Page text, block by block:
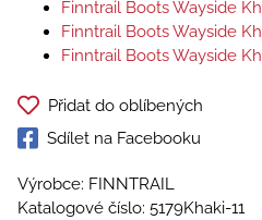
Finntrail Boots Wayside
Finntrail Boots Wayside
Finntrail Boots Wayside
Přidat do oblíbených
Sdílet na Facebooku
Výrobce: FINNTRAIL
Katalogové číslo: 5179Khaki-11